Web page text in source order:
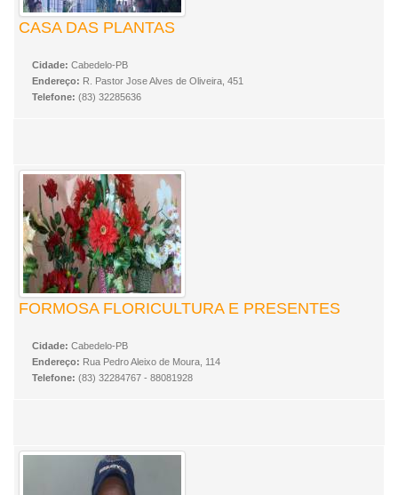
CASA DAS PLANTAS
Cidade: Cabedelo-PB
Endereço: R. Pastor Jose Alves de Oliveira, 451
Telefone: (83) 32285636
FORMOSA FLORICULTURA E PRESENTES
Cidade: Cabedelo-PB
Endereço: Rua Pedro Aleixo de Moura, 114
Telefone: (83) 32284767 - 88081928